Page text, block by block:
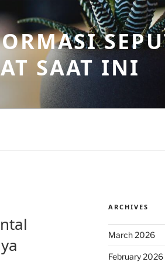
SAAT INI
ARCHIVES
March 2026
February 2026